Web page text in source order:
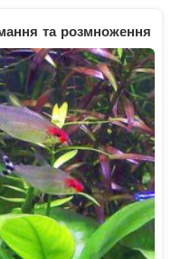
та розмноження